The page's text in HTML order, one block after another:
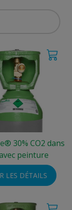
30% CO2 dans
peinture
LES DÉTAILS